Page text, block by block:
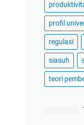
profil
regulasi
siasuh
teori